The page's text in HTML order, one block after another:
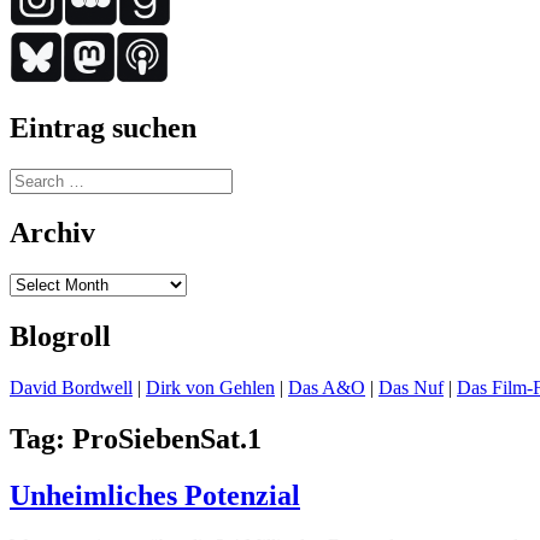
Eintrag suchen
Search
for:
Archiv
Archiv
Blogroll
David Bordwell | Dirk von Gehlen | Das A&O | Das Nuf| Das Film-
Tag: ProSiebenSat.1
Unheimliches Potenzial